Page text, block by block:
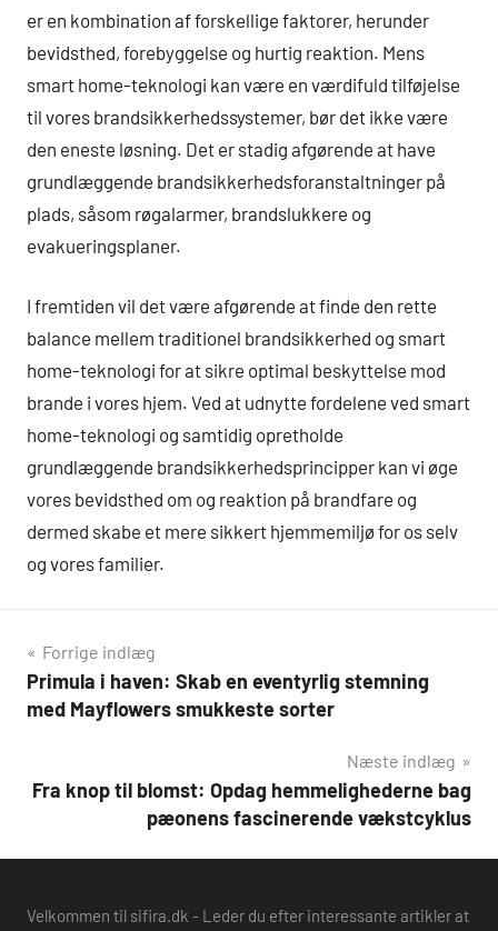
er en kombination af forskellige faktorer, herunder
bevidsthed, forebyggelse og hurtig reaktion. Mens
smart home-teknologi kan være en værdifuld tilføjelse
til vores brandsikkerhedssystemer, bør det ikke være
den eneste løsning. Det er stadig afgørende at have
grundlæggende brandsikkerhedsforanstaltninger på
plads, såsom røgalarmer, brandslukkere og
evakueringsplaner.
I fremtiden vil det være afgørende at finde den rette
balance mellem traditionel brandsikkerhed og smart
home-teknologi for at sikre optimal beskyttelse mod
brande i vores hjem. Ved at udnytte fordelene ved smart
home-teknologi og samtidig opretholde
grundlæggende brandsikkerhedsprincipper kan vi øge
vores bevidsthed om og reaktion på brandfare og
dermed skabe et mere sikkert hjemmemiljø for os selv
og vores familier.
Indlægsnavigation
Forrige indlæg
Primula i haven: Skab en eventyrlig stemning
med Mayflowers smukkeste sorter
Næste indlæg
Fra knop til blomst: Opdag hemmelighederne bag
pæonens fascinerende vækstcyklus
Velkommen til sifira.dk - Leder du efter interessante artikler at